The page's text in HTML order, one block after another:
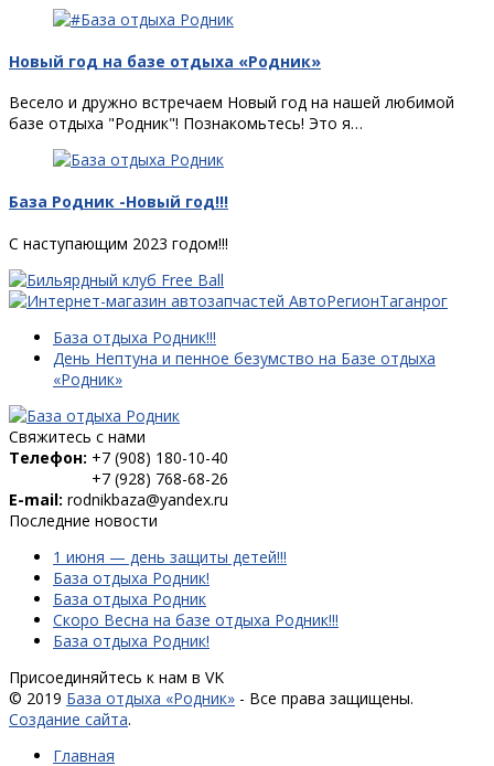
Новый год на базе отдыха «Родник»
Весело и дружно встречаем Новый год на нашей любимой
базе отдыха "Родник"! Познакомьтесь! Это я…
База Родник -Новый год!!!
С наступающим 2023 годом!!!
База отдыха Родник!!!
День Нептуна и пенное безумство на Базе отдыха
«Родник»
Свяжитесь с нами
Телефон: +7 (908) 180-10-40
+7 (928) 768-68-26
E-mail: rodnikbaza@yandex.ru
Последние новости
1 июня — день защиты детей!!!
База отдыха Родник!
База отдыха Родник
Скоро Весна на базе отдыха Родник!!!
База отдыха Родник!
Присоединяйтесь к нам в VK
© 2019 База отдыха «Родник» - Все права защищены.
Создание сайта.
Главная